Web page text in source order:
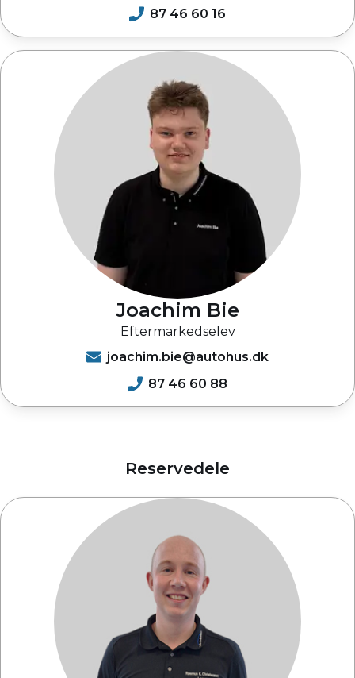
87 46 60 16
Joachim Bie
Eftermarkedselev
joachim.bie@autohus.dk
87 46 60 88
Reservedele